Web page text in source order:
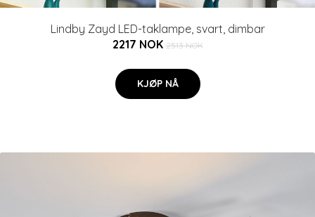
Lindby Zayd LED-taklampe, svart, dimbar
2217 NOK 2513 NOK
KJØP NÅ